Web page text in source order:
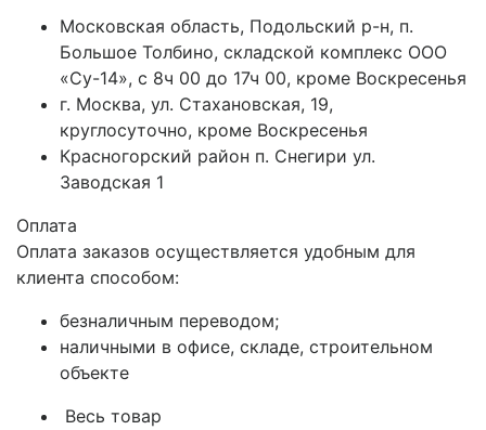
Московская область, Подольский р-н, п.
Большое Толбино, складской комплекс ООО
«Су-14», с 8ч 00 до 17ч 00, кроме Воскресенья
г. Москва, ул. Стахановская, 19,
круглосуточно, кроме Воскресенья
Красногорский район п. Снегири ул.
Заводская 1
Оплата
Оплата заказов осуществляется удобным для
клиента способом:
безналичным переводом;
наличными в офисе, складе, строительном
объекте
Весь товар